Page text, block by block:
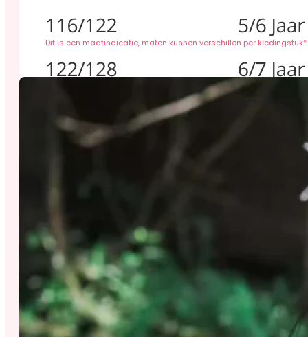
Dit is een maatindicatie, maten kunnen verschillen per kledingstuk*